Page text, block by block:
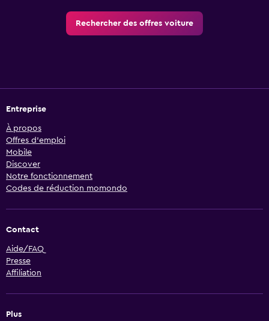
Rechercher des offres voiture
Entreprise
À propos
Offres d’emploi
Mobile
Discover
Notre fonctionnement
Codes de réduction momondo
Contact
Aide/FAQ
Presse
Affiliation
Plus